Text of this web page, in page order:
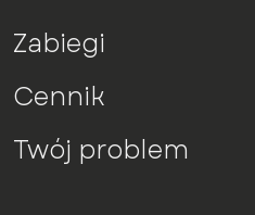
Zabiegi
Cennik
Twój problem